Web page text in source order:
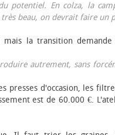
potentiel. En colza, la
beau, on devrait faire un
la transition demande
autrement, sans
presses d'occasion, les
est de 60.000 €.